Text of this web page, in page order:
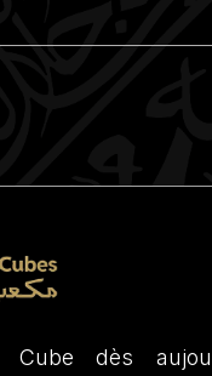
Cube dès